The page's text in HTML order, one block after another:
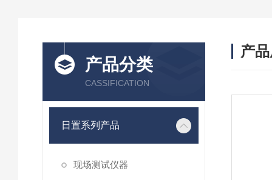
产品分类
CASSIFICATION
日置系列产品
现场测试仪器
产